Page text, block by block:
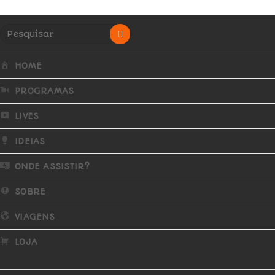
HOME
PROGRAMAS
LIVES
IDEIAS
ONDE ASSISTIR?
SOBRE
VIAGENS
LOJA